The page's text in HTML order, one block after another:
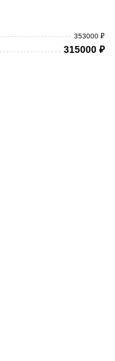
353000 ₽
315000 ₽